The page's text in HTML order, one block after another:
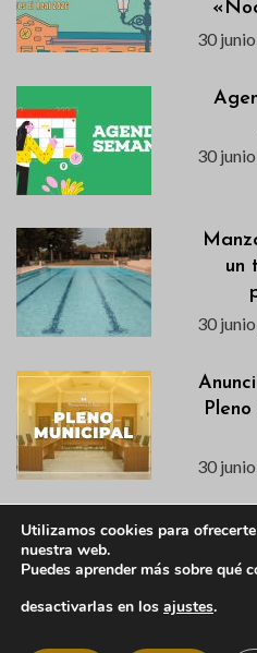
30
30
un
30
30
La
Team
Utilizamos cookies para
nuestra web.
Puedes aprender más sobre qué
desactivarlas en los ajustes.